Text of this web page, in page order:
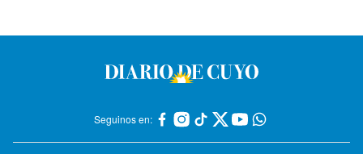
Seguinos en: